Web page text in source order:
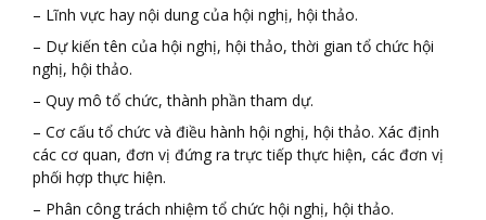
– Lĩnh vực hay nội dung của hội nghị, hội thảo.
– Dự kiến tên của hội nghị, hội thảo, thời gian tổ chức hội
nghị, hội thảo.
– Quy mô tổ chức, thành phần tham dự.
– Cơ cấu tổ chức và điều hành hội nghị, hội thảo. Xác định
các cơ quan, đơn vị đứng ra trực tiếp thực hiện, các đơn vị
phối hợp thực hiện.
– Phân công trách nhiệm tổ chức hội nghị, hội thảo.